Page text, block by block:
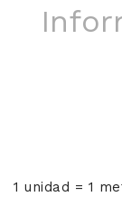
1 unidad = 1